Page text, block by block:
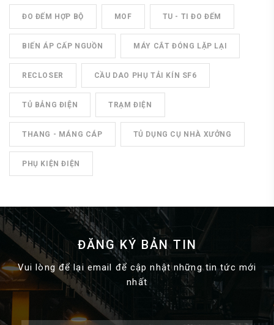
ĐO ĐẾM HỢP BỘ MOF TU - TI ĐO ĐẾM
BIẾN ÁP CẤP NGUỒN MÁY CẮT ĐÓNG LẶP LẠI
RECLOSER CẦU DAO PHỤ TẢI KÍN SF6
TỦ BẢNG ĐIỆN TRẠM ĐIỆN
THANG - MÁNG CÁP TỦ DỤNG CỤ NHÀ XƯỞNG
PHỤ KIỆN ĐIỆN
ĐĂNG KÝ BẢN TIN
Vui lòng để lại email để cập nhật những tin tức mới
nhất